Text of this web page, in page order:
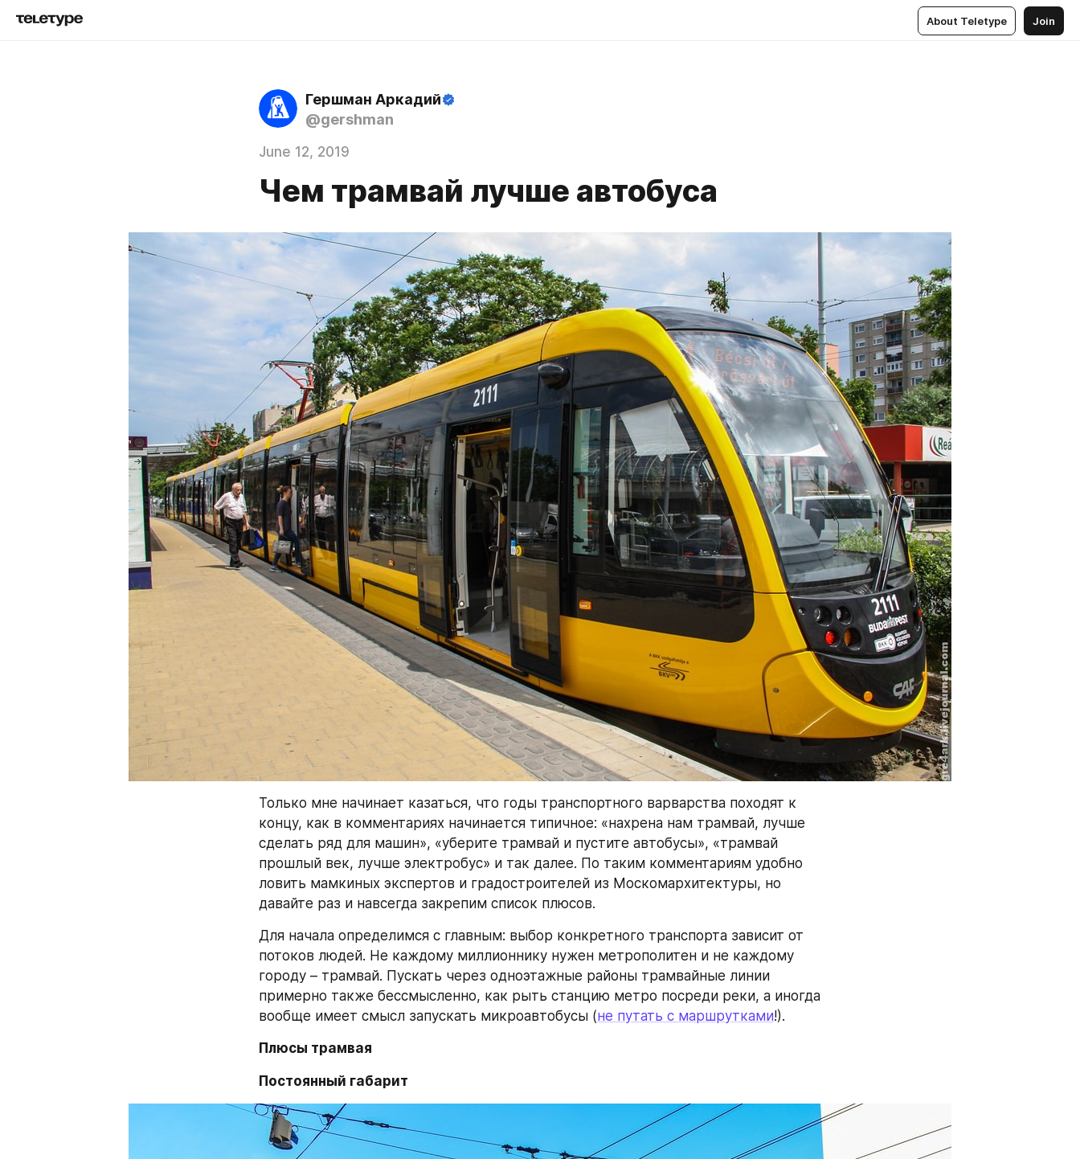
About Teletype Join
Гершман Аркадий
@gershman
June 12, 2019
Чем трамвай лучше автобуса
Только мне начинает казаться, что годы транспортного варварства походят к
концу, как в комментариях начинается типичное: «нахрена нам трамвай, лучше
сделать ряд для машин», «уберите трамвай и пустите автобусы», «трамвай
прошлый век, лучше электробус» и так далее. По таким комментариям удобно
ловить мамкиных экспертов и градостроителей из Москомархитектуры, но
давайте раз и навсегда закрепим список плюсов.
Для начала определимся с главным: выбор конкретного транспорта зависит от
потоков людей. Не каждому миллионнику нужен метрополитен и не каждому
городу – трамвай. Пускать через одноэтажные районы трамвайные линии
примерно также бессмысленно, как рыть станцию метро посреди реки, а иногда
вообще имеет смысл запускать микроавтобусы (не путать с маршрутками!).
Плюсы трамвая
Постоянный габарит